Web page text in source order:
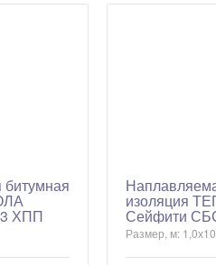
ХПП
изоляция
Сейфити
Размер, м: 1,0х10